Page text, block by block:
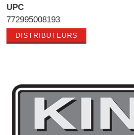
UPC
772995008193
DISTRIBUTEURS